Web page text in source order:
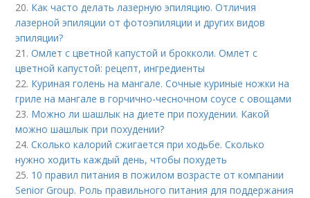
20. Как часто делать лазерную эпиляцию. Отличия
лазерной эпиляции от фотоэпиляции и других видов
эпиляции?
21.Омлет с цветной капустой и брокколи. Омлет с
цветной капустой: рецепт, ингредиенты
22. Куриная голень на мангале. Сочные куриные ножки на
гриле на мангале в горчично-чесночном соусе с овощами
23. Можно ли шашлык на диете при похудении. Какой
можно шашлык при похудении?
24.Сколько калорий сжигается при ходьбе. Сколько
нужно ходить каждый день, чтобы похудеть
25. 10 правил питания в пожилом возрасте от компании
Senior Group. Роль правильного питания для поддержания